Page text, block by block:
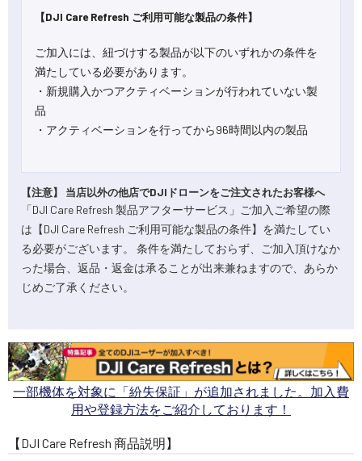
【DJI Care Refresh ご利用可能な製品の条件】
ご加入には、紐づけする製品が以下のいずれかの条件を
満たしている必要があります。
・新規購入かつアクティベーションが行われていない製
品
・アクティベーションを行ってから96時間以内の製品
【注意】 当店以外の他店でDJIドローンをご注文されたお客様へ
「DJI Care Refresh 製品アフターサービス」ご加入ご希望の際
は【DJI Care Refresh ご利用可能な製品の条件】を満たしてい
る必要がございます。 条件を満たしておらず、ご加入頂けなか
った場合、返品・返金は承ることが出来兼ねますので、あらか
じめご了承ください。
一部機体を対象に「紛失保証」が追加されました。加入費
用や登録方法をご紹介しております！
【DJI Care Refresh 商品説明】